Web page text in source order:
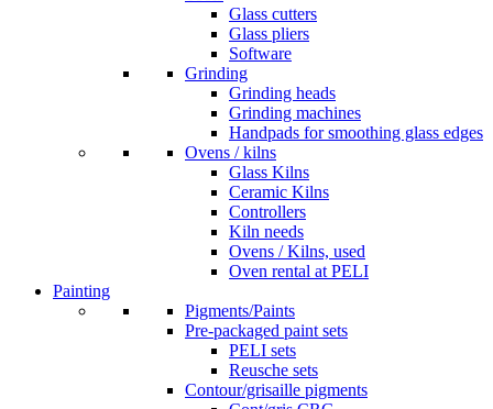
Glass cutters
Glass pliers
Software
Grinding
Grinding heads
Grinding machines
Handpads for smoothing glass edges
Ovens / kilns
Glass Kilns
Ceramic Kilns
Controllers
Kiln needs
Ovens / Kilns, used
Oven rental at PELI
Painting
Pigments/Paints
Pre-packaged paint sets
PELI sets
Reusche sets
Contour/grisaille pigments